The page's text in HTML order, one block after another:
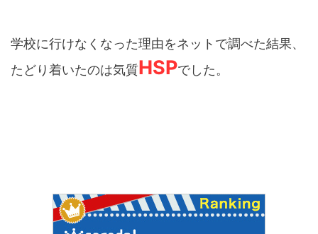
学校に行けなくなった理由をネットで調べた結果、
たどり着いたのは気質HSPでした。